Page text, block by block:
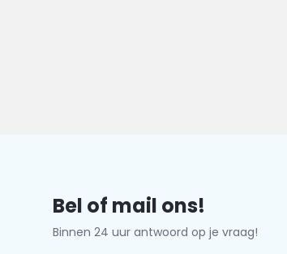
Bel of mail ons!
Binnen 24 uur antwoord op je vraag!